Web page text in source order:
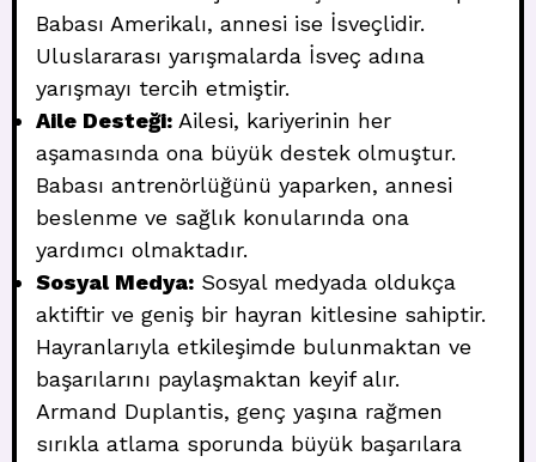
Babası Amerikalı, annesi ise İsveçlidir.
Uluslararası yarışmalarda İsveç adına
yarışmayı tercih etmiştir.
Aile Desteği: Ailesi, kariyerinin her
aşamasında ona büyük destek olmuştur.
Babası antrenörlüğünü yaparken, annesi
beslenme ve sağlık konularında ona
yardımcı olmaktadır.
Sosyal Medya: Sosyal medyada oldukça
aktiftir ve geniş bir hayran kitlesine sahiptir.
Hayranlarıyla etkileşimde bulunmaktan ve
başarılarını paylaşmaktan keyif alır.
Armand Duplantis, genç yaşına rağmen
sırıkla atlama sporunda büyük başarılara